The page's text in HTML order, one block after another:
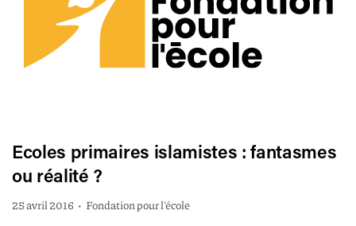
Ecoles primaires islamistes : fantasmes
ou réalité ?
25 avril 2016 • Fondation pour l'école